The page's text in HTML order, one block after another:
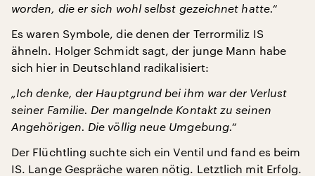
worden, die er sich wohl selbst gezeichnet hatte.“
Es waren Symbole, die denen der Terrormiliz IS
ähneln. Holger Schmidt sagt, der junge Mann habe
sich hier in Deutschland radikalisiert:
„Ich denke, der Hauptgrund bei ihm war der Verlust
seiner Familie. Der mangelnde Kontakt zu seinen
Angehörigen. Die völlig neue Umgebung.“
Der Flüchtling suchte sich ein Ventil und fand es beim
IS. Lange Gespräche waren nötig. Letztlich mit Erfolg.